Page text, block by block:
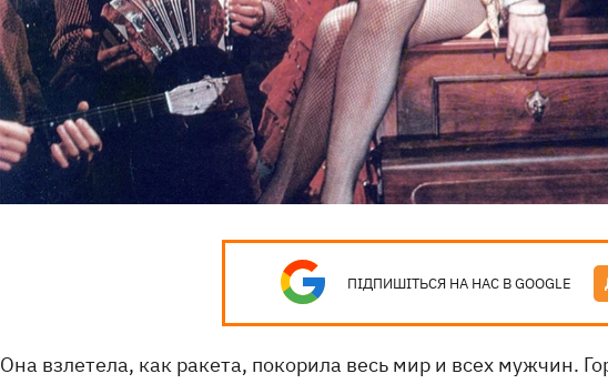
ПІДПИШІТЬСЯ НА НАС В GOOGLE
Она взлетела, как ракета, покорила весь мир и всех мужчин.